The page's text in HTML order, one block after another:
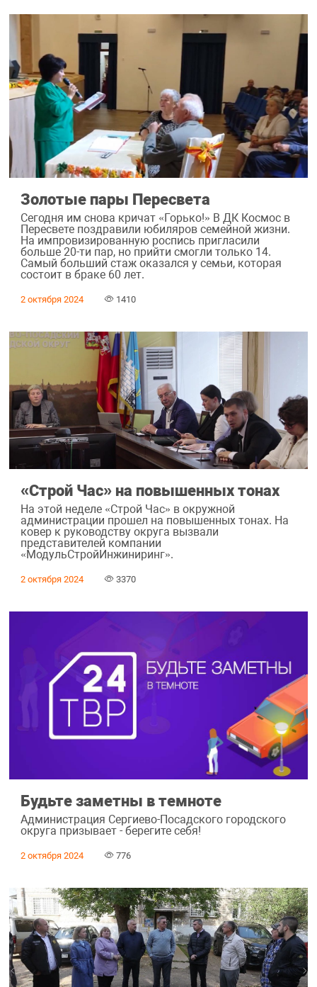
Золотые пары Пересвета
Сегодня им снова кричат «Горько!» В ДК Космос в
Пересвете поздравили юбиляров семейной жизни.
На импровизированную роспись пригласили
больше 20-ти пар, но прийти смогли только 14.
Самый больший стаж оказался у семьи, которая
состоит в браке 60 лет.
2 октября 2024 1410
«Строй Час» на повышенных тонах
На этой неделе «Строй Час» в окружной
администрации прошел на повышенных тонах. На
ковер к руководству округа вызвали
представителей компании
«МодульСтройИнжиниринг».
2 октября 2024 3370
Будьте заметны в темноте
Администрация Сергиево-Посадского городского
округа призывает - берегите себя!
2 октября 2024 776